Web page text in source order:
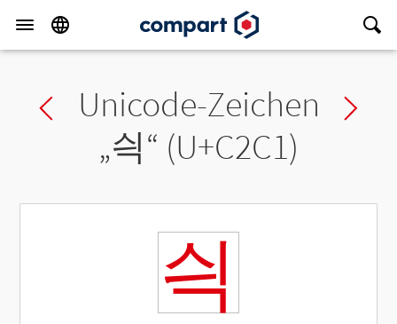
Previous char
Unicode-Zeichen
„싁“ (U+C2C1)
싁